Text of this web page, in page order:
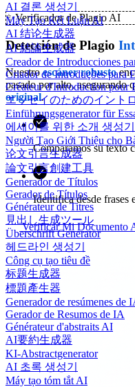
AI 결론 생성기
Máy Tạo Kết Luận AI
AI 结论生成器
AI 結論生成器
Creador de Introducciones
Criador de Introduções para
Créateur d'Introduction pour
エッセイのためのイント
Einführungsgenerator für
에세이를 위한 소개 생성기
Người Tạo Giới Thiệu cho
论文引言生成器
論文引言創建工具
Generador de Títulos
Gerador de Títulos
Générateur de Titres
見出し生成ツール
Überschrift Generator
헤드라인 생성기
Công cụ tạo tiêu đề
标题生成器
標題產生器
Generador de resúmenes de
Gerador de Resumos de IA
Générateur d'abstraits AI
AI要約生成器
KI-Abstractgenerator
AI 초록 생성기
Máy tạo tóm tắt AI
✨Verificador de Plagio AI
Detección de Plagio
Nuestroescáner robusto
pasado por alto, asegurando
original.
Comparamos su texto
Identifica desde frases
Verificar Mi Documento